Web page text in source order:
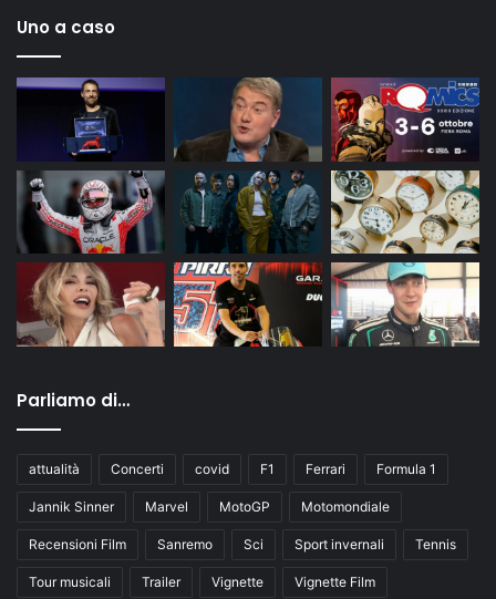
Uno a caso
Parliamo di…
attualità Concerti covid F1 Ferrari Formula 1
Jannik Sinner Marvel MotoGP Motomondiale
Recensioni Film Sanremo Sci Sport invernali Tennis
Tour musicali Trailer Vignette Vignette Film